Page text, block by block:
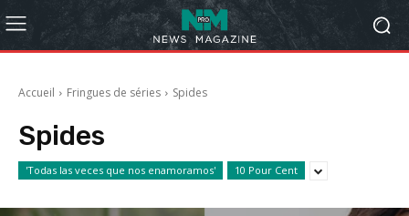
Accueil Fringues de séries Spides
Spides
'Todas las veces que nos enamoramos' 10 Pour Cent